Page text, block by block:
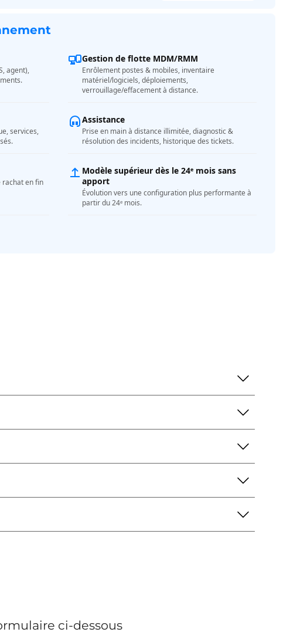
agent),
Gestion de flotte MDM/RMM
Enrôlement postes & mobiles, inventaire
matériel/logiciels, déploiements,
verrouillage/effacement à distance.
services,
Assistance
Prise en main à distance illimitée, diagnostic &
résolution des incidents, historique des tickets.
rachat en fin
Modèle supérieur dès le 24ᵉ mois sans
apport
Évolution vers une configuration plus performante à
partir du 24ᵉ mois.
ci-dessous